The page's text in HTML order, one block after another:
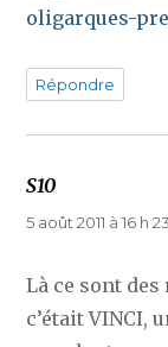
oligarques-
Répondre
S10
5 août 2011 à 16 h
Là ce sont
c’était VINCI,